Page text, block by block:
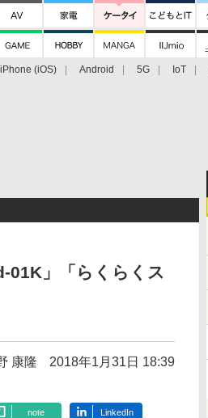
iPhone (iOS) Android 5G IoT
01K」「らくらくス
康隆 2018年1月31日 18:39
note LinkedIn